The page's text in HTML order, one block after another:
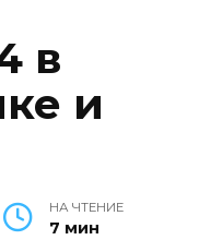
в
и
НА ЧТЕНИЕ
7 мин